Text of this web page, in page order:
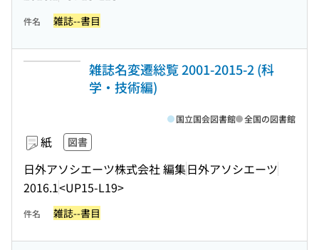
件名 雑誌--書目
雑誌名変遷総覧 2001-2015-2 (科
学・技術編)
紙 図書
日外アソシエーツ株式会社 編集日外アソシエーツ
2016.1<UP15-L19>
国立国会図書館 全国の図書館
件名 雑誌--書目